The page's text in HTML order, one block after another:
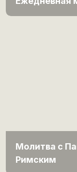
Молитва с
Римским